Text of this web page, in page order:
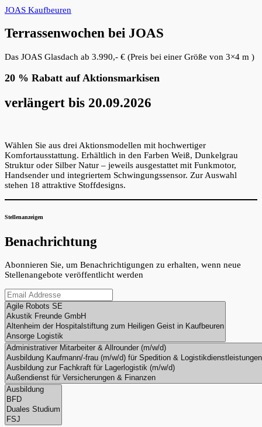
JOAS Kaufbeuren
Terrassenwochen bei JOAS
Das JOAS Glasdach ab 3.990,- € (Preis bei einer Größe von 3×4 m )
20 % Rabatt auf Aktionsmarkisen
verlängert bis 20.09.2026
Wählen Sie aus drei Aktionsmodellen mit hochwertiger
Komfortausstattung. Erhältlich in den Farben Weiß, Dunkelgrau
Struktur oder Silber Natur – jeweils ausgestattet mit Funkmotor,
Handsender und integriertem Schwingungssensor. Zur Auswahl
stehen 18 attraktive Stoffdesigns.
Stellenanzeigen
Benachrichtung
Abonnieren Sie, um Benachrichtigungen zu erhalten, wenn neue
Stellenangebote veröffentlicht werden